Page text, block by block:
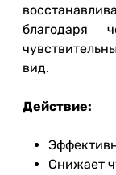
благодаря
вид.
Действие:
Снижает